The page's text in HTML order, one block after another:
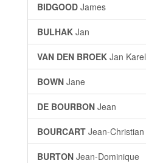
BIDGOOD James
BULHAK Jan
VAN DEN BROEK Jan Karel
BOWN Jane
DE BOURBON Jean
BOURCART Jean-Christian
BURTON Jean-Dominique